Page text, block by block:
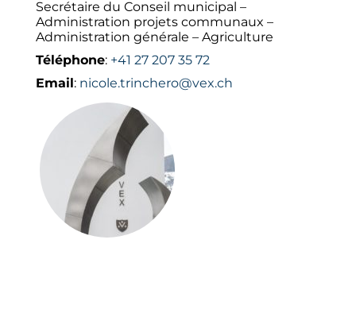
Secrétaire du Conseil municipal –
Administration projets communaux –
Administration générale – Agriculture
Téléphone: +41 27 207 35 72
Email: nicole.trinchero@vex.ch